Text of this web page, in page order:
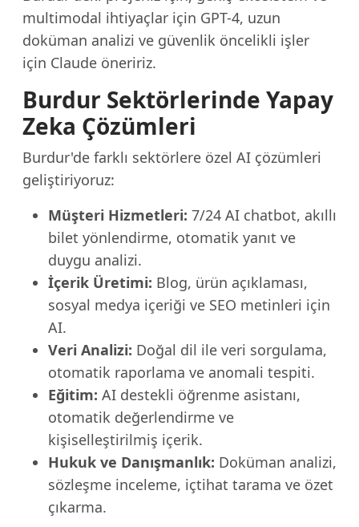
multimodal ihtiyaçlar için GPT-4, uzun
doküman analizi ve güvenlik öncelikli işler
için Claude öneririz.
Burdur Sektörlerinde Yapay
Zeka Çözümleri
Burdur'de farklı sektörlere özel AI çözümleri
geliştiriyoruz:
Müşteri Hizmetleri: 7/24 AI chatbot, akıllı
bilet yönlendirme, otomatik yanıt ve
duygu analizi.
İçerik Üretimi: Blog, ürün açıklaması,
sosyal medya içeriği ve SEO metinleri için
AI.
Veri Analizi: Doğal dil ile veri sorgulama,
otomatik raporlama ve anomali tespiti.
Eğitim: AI destekli öğrenme asistanı,
otomatik değerlendirme ve
kişiselleştirilmiş içerik.
Hukuk ve Danışmanlık: Doküman analizi,
sözleşme inceleme, içtihat tarama ve özet
çıkarma.